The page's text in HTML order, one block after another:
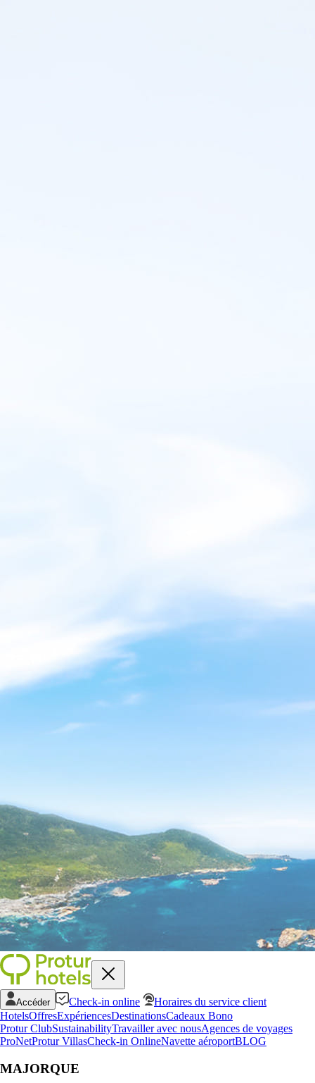
Accéder Check-in online
Horaires du service client
HotelsOffresExpériencesDestinationsCadeaux Bono
Protur ClubSustainabilityTravailler avec nousAgences de voyages
ProNetProtur VillasCheck-in OnlineNavette aéroportBLOG
MAJORQUE